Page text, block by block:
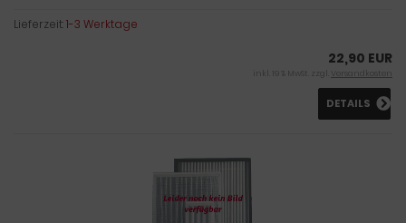
Lieferzeit:1-3 Werktage
22,90 EUR
inkl. 19 % MwSt. zzgl. Versandkosten
DETAILS